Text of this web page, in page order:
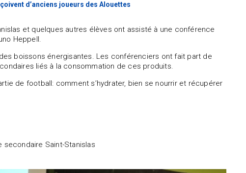
d’anciens joueurs des Alouettes
et quelques autres élèves ont assisté à une conférence
Heppell.
boissons énergisantes. Les conférenciers ont fait part de
liés à la consommation de ces produits.
de football: comment s’hydrater, bien se nourrir et récupérer
secondaire Saint-Stanislas